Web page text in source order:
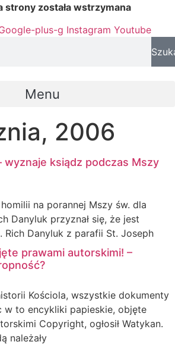
została wstrzymana
plus-g Instagram Youtube
Menu
2006
wyznaje ksiądz podczas Mszy
na porannej Mszy św. dla
Danyluk przyznał się, że jest
Rich Danyluk z parafii St. Joseph
prawami autorskimi! –
Kościola, wszystkie dokumenty
w to encykliki papieskie, objęte
Copyright, ogłosił Watykan.
należały